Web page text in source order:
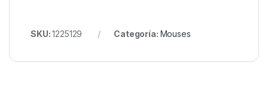
SKU:1225129 Categoría: Mouses